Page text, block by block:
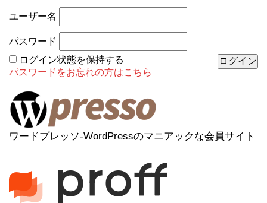
ユーザー名
パスワード
ログイン状態を保持する
パスワードをお忘れの方はこちら
ワードプレッソ-WordPressのマニアックな会員サイト